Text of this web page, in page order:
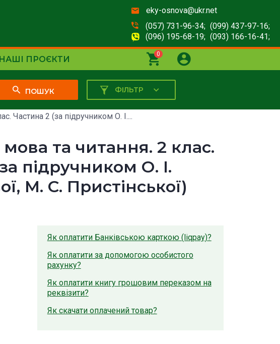
eky-osnova@ukr.net
(057) 731-96-34; (099) 437-97-16;
(096) 195-68-19; (093) 166-16-41;
НАШІ ПРОЄКТИ
0
ПОШУК ФІЛЬТР
Частина 2 (за підручником О. І....
мова та читання. 2 клас.
підручником О. І.
М. С. Пристінської)
Як оплатити Банківською карткою (liqpay)?
Як оплатити за допомогою особистого
рахунку?
Як оплатити книгу грошовим переказом на
реквізити?
Як скачати оплачений товар?